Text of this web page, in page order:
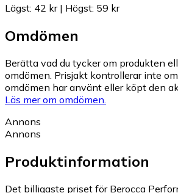
Lägst: 42 kr| Högst: 59 kr
Omdömen
Berätta vad du tycker om produkten
omdömen. Prisjakt kontrollerar inte
omdömen har använt eller köpt den
Läs mer om omdömen.
Annons
Annons
Produktinformation
Det billigaste priset för Berocca